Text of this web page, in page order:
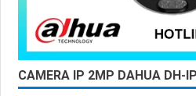
CAMERA IP 2MP DAHUA DH-